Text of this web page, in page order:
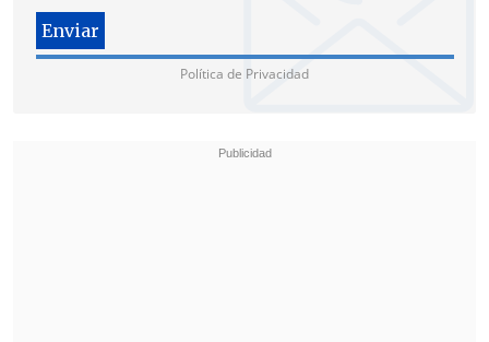
Política de Privacidad